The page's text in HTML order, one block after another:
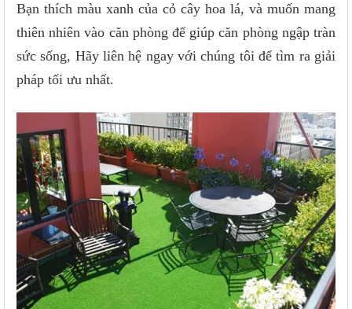
Bạn thích màu xanh của cỏ cây hoa lá, và muốn mang
thiên nhiên vào căn phòng để giúp căn phòng ngập tràn
sức sống, Hãy liên hệ ngay với chúng tôi để tìm ra giải
pháp tối ưu nhất.